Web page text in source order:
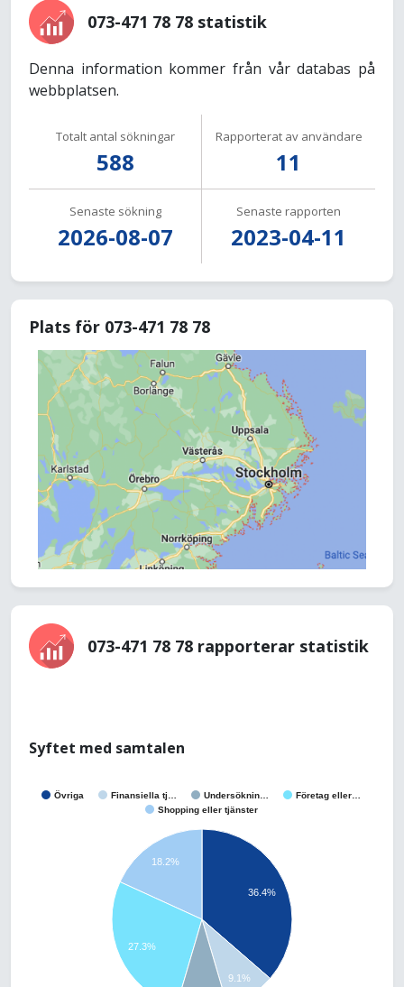
073-471 78 78 statistik
Denna information kommer från vår databas på
webbplatsen.
Totalt antal sökningar
588
Rapporterat av användare
11
Senaste sökning
2026-08-07
Senaste rapporten
2023-04-11
Plats för 073-471 78 78
073-471 78 78 rapporterar statistik
Syftet med samtalen
Övriga Finansiella tj… Undersöknin…
Företag eller…
Shopping eller tjänster
36.4%
9.1%
18.2%
27.3%